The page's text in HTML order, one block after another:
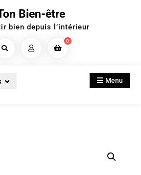
Bien-être
bien depuis l’intérieur
Search
0
Menu